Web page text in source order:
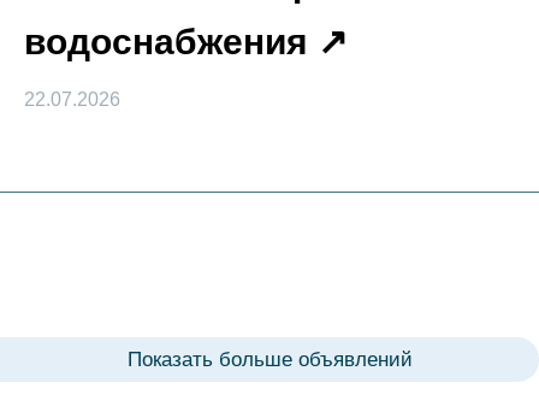
водоснабжения
22.07.2026
Показать больше объявлений